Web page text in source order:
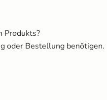
Produkts?
oder Bestellung benötigen.